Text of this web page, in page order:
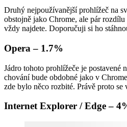
Druhý nejpoužívanější prohlížeč na
obstojně jako Chrome, ale pár
vždy najdete. Doporučuji si ho
Opera – 1.7%
Jádro tohoto prohlížeče je postavené
chování bude obdobné jako v
zde bylo něco rozbité. Právě proto
Internet Explorer / Edge –